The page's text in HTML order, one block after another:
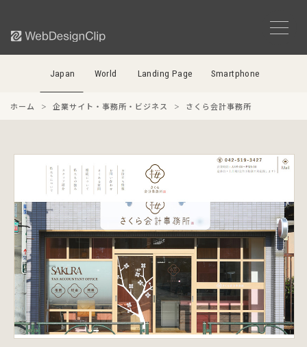
Japan World Landing Page Smartphone
ホーム 企業サイト・事務所・ビジネス さくら会計事務所